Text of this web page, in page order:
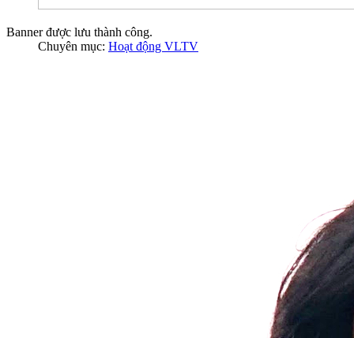
Banner được lưu thành công.
Chuyên mục: Hoạt động VLTV